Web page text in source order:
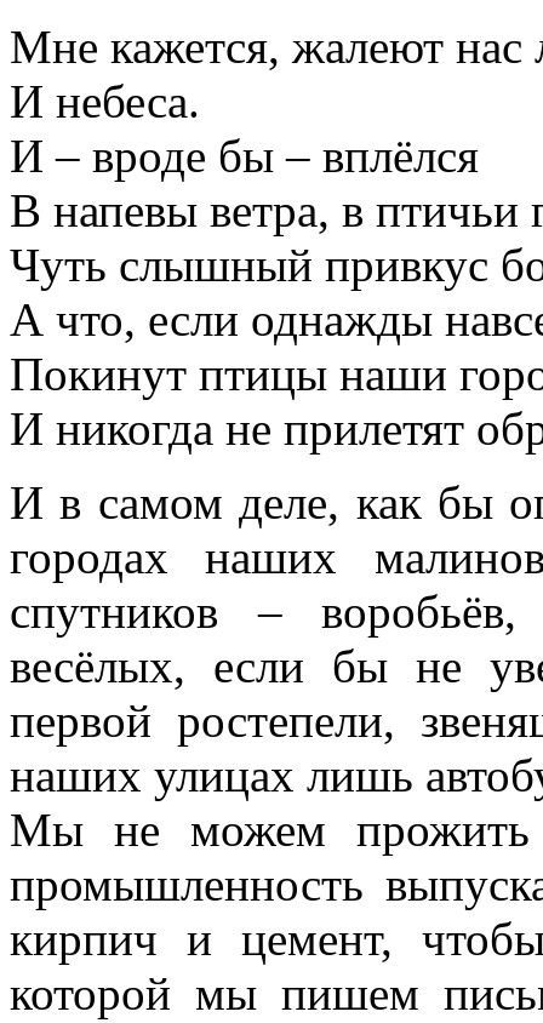
Мне кажется, жалеют нас
И небеса.
И – вроде бы – вплёлся
В напевы ветра, в птичьи
Чуть слышный привкус
А что, если однажды
Покинут птицы наши
И никогда не прилетят
И в самом деле, как бы
городах наших
спутников –
весёлых, если бы не
первой ростепели,
наших улицах лишь
Мы не можем прожить
промышленность
кирпич и цемент,
которой мы пишем